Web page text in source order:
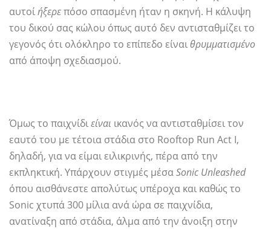
αυτοίήξερεπόσο σπασμένη ήταν η σκηνή. Η κάλυψη
του δικού σας κώλου όπως αυτό δεν αντισταθμίζει το
γεγονός ότι ολόκληρο το επίπεδο είναιθρυμματισμένο
από άποψη σχεδιασμού.
Όμως το παιχνίδιείναι ικανός να αντισταθμίσει τον
εαυτό του με τέτοια στάδια στο Rooftop Run Act I,
δηλαδή, για να είμαι ειλικρινής, πέρα ​​από την
εκπληκτική. Υπάρχουν στιγμές μέσαSonic Unleashed
όπου αισθάνεστε απολύτως υπέροχα και καθώς το
Sonic χτυπά 300 μίλια ανά ώρα σε παιχνίδια,
ανατίναξη από στάδια, άλμα από την άνοιξη στην